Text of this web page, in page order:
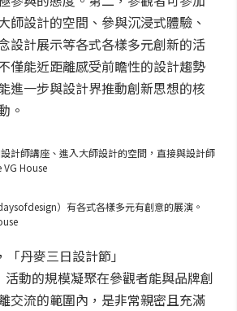
師設計的空間、參與沉浸式體驗、
設計展示等各式各樣多元創新的活
僅能近距離感受前瞻性的設計趨勢
進一步與設計界推動創新思想的核
。
計師講座、進入大師設計的空間，直接與設計師
House
）有各式各樣多元有創意的展演。
丹麥三日設計節」
活動的規模凝聚在參觀者能與品牌創
交流的範圍內，是非常親密且充滿